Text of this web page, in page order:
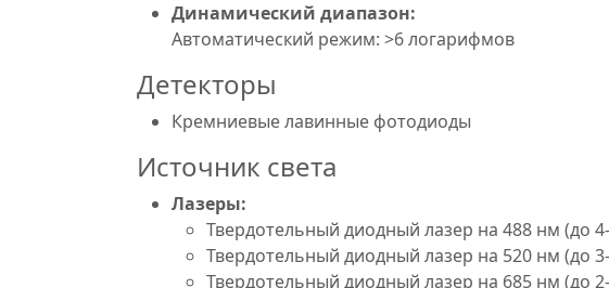
Динамический диапазон:
Автоматический режим: >6 логарифмов
Детекторы
Кремниевые лавинные фотодиоды
Источник света
Лазеры:
Твердотельный диодный лазер на 488 нм (до
Твердотельный диодный лазер на 520 нм (до
Твердотельный диодный лазер на 685 нм (до